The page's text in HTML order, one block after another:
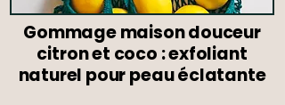
Gommage maison douceur
citron et coco : exfoliant
naturel pour peau éclatante